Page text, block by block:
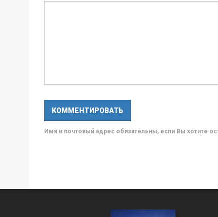
Имя и почтовый адрес обязательны, если Вы хотите